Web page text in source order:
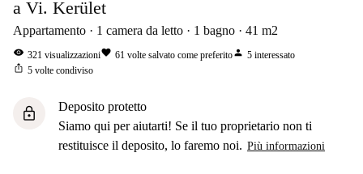
a Vi. Kerület
Appartamento 1 camera da letto 1 bagno 41 m2
visibility 321 visualizzazionifavorite 61 volte salvato come preferitoperson 5 interessato
ios_share 5 volte condiviso
lock
Deposito protetto
Siamo qui per aiutarti! Se il tuo proprietario non ti
restituisce il deposito, lo faremo noi. Più informazioni